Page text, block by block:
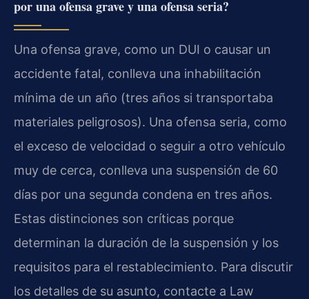
por una ofensa grave y una ofensa seria?
Una ofensa grave, como un DUI o causar un
accidente fatal, conlleva una inhabilitación
mínima de un año (tres años si transportaba
materiales peligrosos). Una ofensa seria, como
el exceso de velocidad o seguir a otro vehículo
muy de cerca, conlleva una suspensión de 60
días por una segunda condena en tres años.
Estas distinciones son críticas porque
determinan la duración de la suspensión y los
requisitos para el restablecimiento. Para discutir
los detalles de su asunto, contacte a Law